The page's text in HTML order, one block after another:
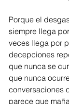
Porque el
siempre llega
veces llega por
decepciones
que nunca se
que nunca
conversaciones
parece que